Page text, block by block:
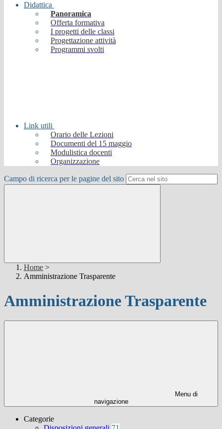
Didattica
Panoramica
Offerta formativa
I progetti delle classi
Progettazione attività
Programmi svolti
Link utili
Orario delle Lezioni
Documenti del 15 maggio
Modulistica docenti
Organizzazione
Campo di ricerca per le pagine del sito
Home >
Amministrazione Trasparente
Amministrazione Trasparente
Menu di
navigazione
Categorie